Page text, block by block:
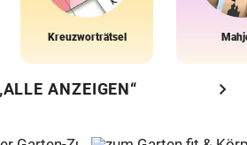
Kreuzworträtsel
ANZEIGEN“ chevron_right